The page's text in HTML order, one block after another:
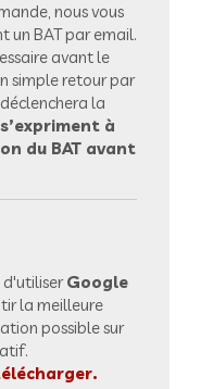
nous vous
un BAT par email.
avant le
simple retour par
la
à
du BAT avant
d'utiliserGoogle
la meilleure
possible sur